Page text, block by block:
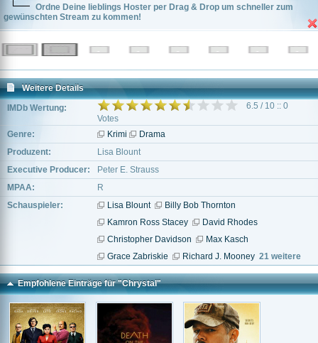
Ordne Deine lieblings Hoster per Drag & Drop um schneller zum
gewünschten Stream zu kommen!
Weitere Details
IMDb Wertung:
6.5 / 10 :: 0
Votes
Genre:
Krimi
Drama
Produzent:
Lisa Blount
Executive Producer:
Peter E. Strauss
MPAA:
R
Schauspieler:
Lisa Blount
Billy Bob Thornton
Kamron Ross Stacey
David Rhodes
Christopher Davidson
Max Kasch
Grace Zabriskie
Richard J. Mooney 21 weitere
Empfohlene Einträge für "Chrystal"